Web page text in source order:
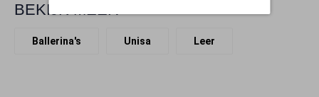
BEKIJK MEER
Ballerina's Unisa Leer